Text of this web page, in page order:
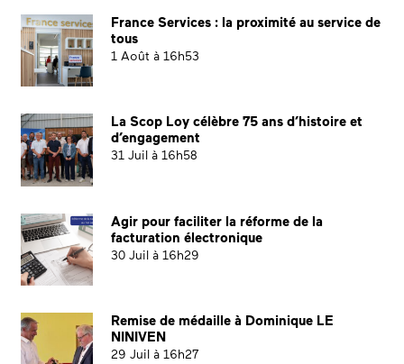
France Services : la proximité au service de
tous
1 Août à 16h53
La Scop Loy célèbre 75 ans d’histoire et
d’engagement
31 Juil à 16h58
Agir pour faciliter la réforme de la
facturation électronique
30 Juil à 16h29
Remise de médaille à Dominique LE
NINIVEN
29 Juil à 16h27